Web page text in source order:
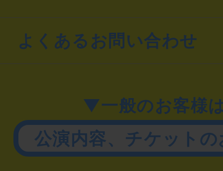
よくあるお問い合わせ
▼一般のお客様
公演内容、チケット